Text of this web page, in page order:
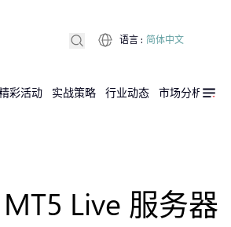
彩活动 实战策略 行业动态 市场分析
语言 : 简体中文
Live 服务器